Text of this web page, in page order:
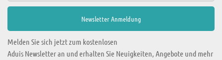
Melden Sie sich jetzt zum kostenlosen
Aduis Newsletter an und erhalten Sie Neuigkeiten, Angebote und mehr